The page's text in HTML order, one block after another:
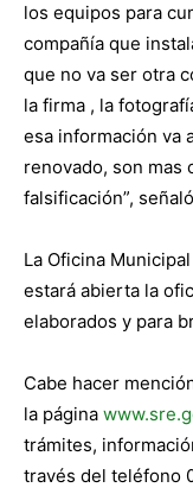
los equipos para
compañía que
que no va ser otra
la firma , la
esa información va
renovado, son mas
falsificación”,
La Oficina
estará abierta la
elaborados y para
Cabe hacer
la página
trámites,
través del teléfono